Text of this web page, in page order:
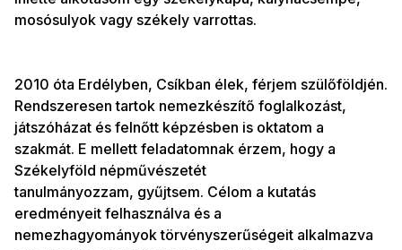
mosósulyok vagy székely varrottas.
2010 óta Erdélyben, Csíkban élek, férjem szülőföldjén.
Rendszeresen tartok nemezkészítő foglalkozást,
játszóházat és felnőtt képzésben is oktatom a
szakmát. E mellett feladatomnak érzem, hogy a
Székelyföld népművészetét
tanulmányozzam, gyűjtsem. Célom a kutatás
eredményeit felhasználva és a
nemezhagyományok törvényszerűségeit alkalmazva